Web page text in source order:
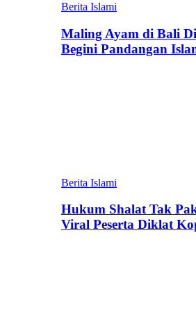
Berita Islami
Maling Ayam di Bali
Begini Pandangan
Berita Islami
Hukum Shalat Tak
Viral Peserta Diklat